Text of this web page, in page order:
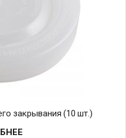
закрывания (10 шт.)